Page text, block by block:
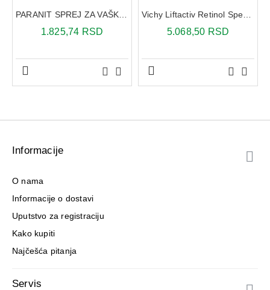
1.825,74 RSD 5.068,50 RSD
Informacije
O nama
Informacije o dostavi
Uputstvo za registraciju
Kako kupiti
Najčešća pitanja
Servis